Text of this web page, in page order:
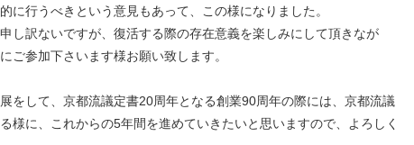
に行うべきという意見もあって、この様になりました。
し訳ないですが、復活する際の存在意義を楽しみにして頂きなが
ご参加下さいます様お願い致します。
をして、京都流議定書20周年となる創業90周年の際には、京都流議
様に、これからの5年間を進めていきたいと思いますので、よろしく